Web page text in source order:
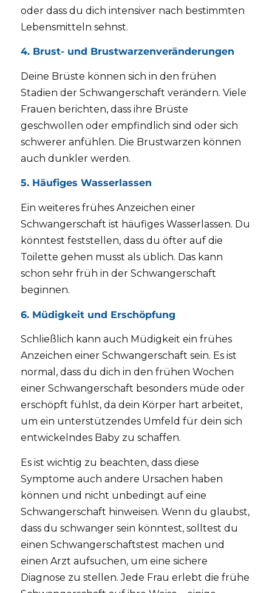
oder dass du dich intensiver nach bestimmten
Lebensmitteln sehnst.
4. Brust- und Brustwarzenveränderungen
Deine Brüste können sich in den frühen
Stadien der Schwangerschaft verändern. Viele
Frauen berichten, dass ihre Brüste
geschwollen oder empfindlich sind oder sich
schwerer anfühlen. Die Brustwarzen können
auch dunkler werden.
5. Häufiges Wasserlassen
Ein weiteres frühes Anzeichen einer
Schwangerschaft ist häufiges Wasserlassen. Du
könntest feststellen, dass du öfter auf die
Toilette gehen musst als üblich. Das kann
schon sehr früh in der Schwangerschaft
beginnen.
6. Müdigkeit und Erschöpfung
Schließlich kann auch Müdigkeit ein frühes
Anzeichen einer Schwangerschaft sein. Es ist
normal, dass du dich in den frühen Wochen
einer Schwangerschaft besonders müde oder
erschöpft fühlst, da dein Körper hart arbeitet,
um ein unterstützendes Umfeld für dein sich
entwickelndes Baby zu schaffen.
Es ist wichtig zu beachten, dass diese
Symptome auch andere Ursachen haben
können und nicht unbedingt auf eine
Schwangerschaft hinweisen. Wenn du glaubst,
dass du schwanger sein könntest, solltest du
einen Schwangerschaftstest machen und
einen Arzt aufsuchen, um eine sichere
Diagnose zu stellen. Jede Frau erlebt die frühe